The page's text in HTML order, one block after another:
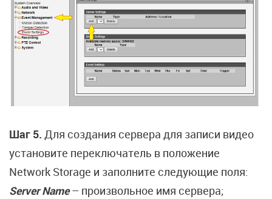
Шаг 5. Для создания сервера для записи видео
установите переключатель в положение
Network Storage и заполните следующие поля:
Server Name– произвольное имя сервера;